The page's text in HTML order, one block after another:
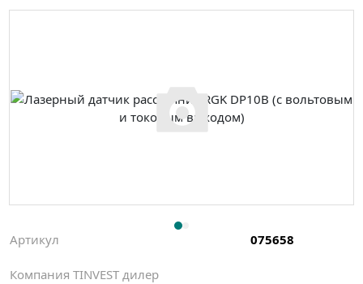
Артикул 075658
Компания TINVEST дилер